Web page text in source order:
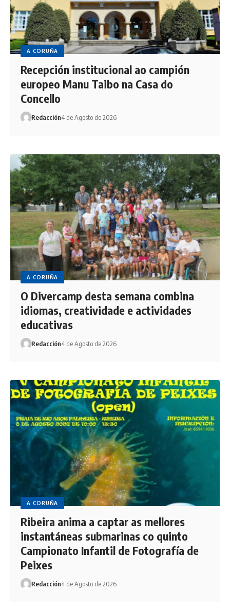
A CORUÑA
Recepción institucional ao campión
europeo Manu Taibo na Casa do
Concello
Redacción4 de Agosto de 2026
A CORUÑA
O Divercamp desta semana combina
idiomas, creatividade e actividades
educativas
Redacción4 de Agosto de 2026
A CORUÑA
Ribeira anima a captar as mellores
instantáneas submarinas co quinto
Campionato Infantil de Fotografía de
Peixes
Redacción4 de Agosto de 2026